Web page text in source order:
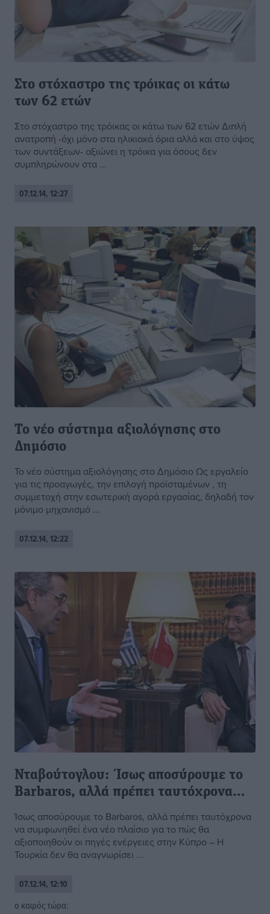
Στο στόχαστρο της τρόικας οι κάτω
των 62 ετών
Στο στόχαστρο της τρόικας οι κάτω των 62 ετών Διπλή
ανατροπή -όχι μόνο στα ηλικιακά όρια αλλά και στο ύψος
των συντάξεων- αξιώνει η τρόικα για όσους δεν
συμπληρώνουν στα ...
07.12.14, 12:27
Το νέο σύστημα αξιολόγησης στο
Δημόσιο
Το νέο σύστημα αξιολόγησης στο Δημόσιο Ως εργαλείο
για τις προαγωγές, την επιλογή προϊσταμένων , τη
συμμετοχή στην εσωτερική αγορά εργασίας, δηλαδή τον
μόνιμο μηχανισμό ...
07.12.14, 12:22
Νταβούτογλου: Ίσως αποσύρουμε το
Barbaros, αλλά πρέπει ταυτόχρονα…
Ίσως αποσύρουμε το Barbaros, αλλά πρέπει ταυτόχρονα
να συμφωνηθεί ένα νέο πλαίσιο για το πώς θα
αξιοποιηθούν οι πηγές ενέργειες στην Κύπρο – Η
Τουρκία δεν θα αναγνωρίσει ...
07.12.14, 12:10
o καιρός τώρα: